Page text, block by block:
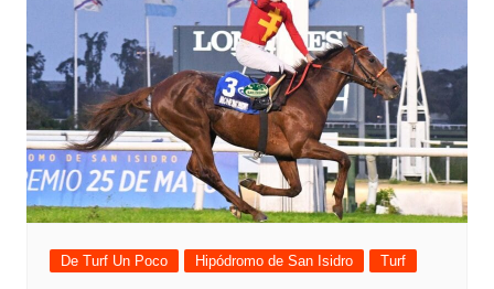
De Turf Un Poco Hipódromo de San Isidro Turf